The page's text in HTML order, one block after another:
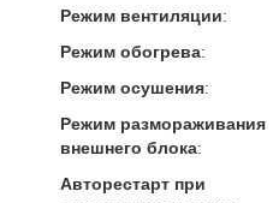
Режим вентиляции:
Режим обогрева:
Режим осушения:
Режим размораживания
внешнего блока:
Авторестарт при